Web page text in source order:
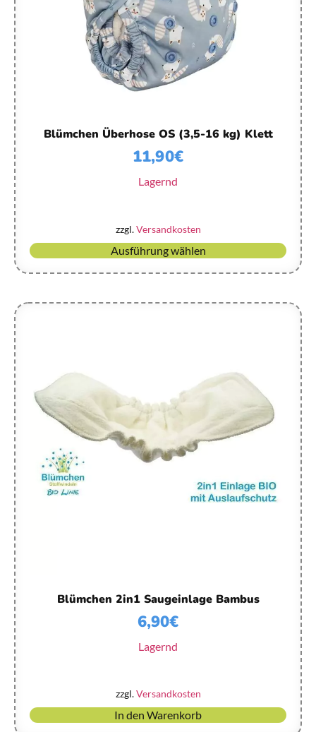
Blümchen Überhose OS (3,5-16 kg) Klett
11,90€
Lagernd
zzgl.Versandkosten
Ausführung wählen
Blümchen 2in1 Saugeinlage Bambus
6,90€
Lagernd
zzgl.Versandkosten
In den Warenkorb